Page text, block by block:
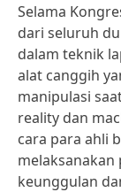
Selama
dari seluruh
dalam teknik
alat canggih
manipulasi
reality dan
cara para ahli
melaksanakan
keunggulan